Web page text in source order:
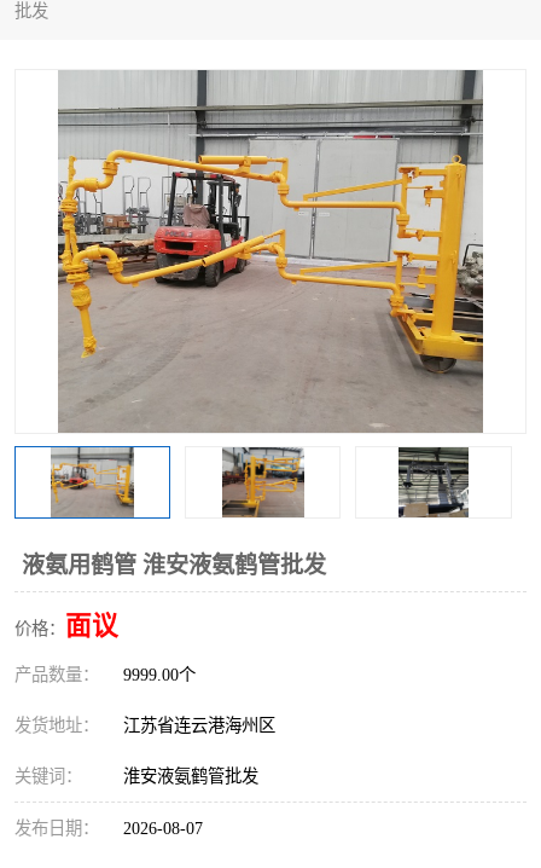
批发
液氨用鹤管 淮安液氨鹤管批发
价格： 面议
产品数量： 9999.00个
发货地址： 江苏省连云港海州区
关键词： 淮安液氨鹤管批发
发布日期： 2026-08-07
撬装系统设备 装车鹤管